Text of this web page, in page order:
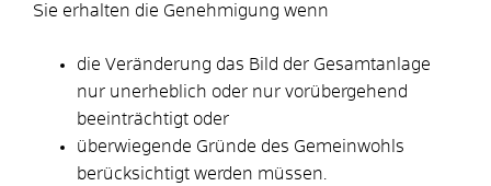
Sie erhalten die Genehmigung wenn
die Veränderung das Bild der Gesamtanlage
nur unerheblich oder nur vorübergehend
beeinträchtigt oder
überwiegende Gründe des Gemeinwohls
berücksichtigt werden müssen.